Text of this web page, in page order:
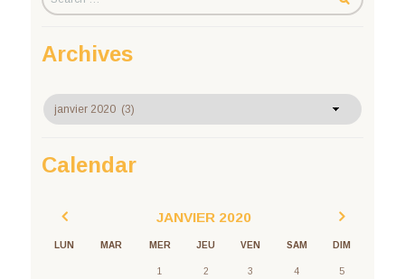
Archives
Archives
Calendar
JANVIER 2020
LUN MAR MER JEU VEN SAM DIM
1 2 3 4 5